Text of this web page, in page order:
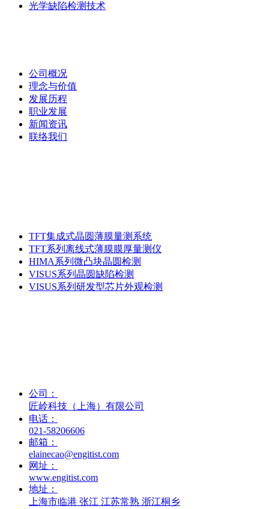
光学缺陷检测技术
公司概况
理念与价值
发展历程
职业发展
新闻资讯
联络我们
TFT集成式晶圆薄膜量测系统
TFT系列离线式薄膜膜厚量测仪
HIMA系列微凸块晶圆检测
VISUS系列晶圆缺陷检测
VISUS系列研发型芯片外观检测
公司：
匠岭科技（上海）有限公司
电话：
021-58206606
邮箱：
elainecao@engitist.com
网址：
www.engitist.com
地址：
上海市临港 张江 江苏常熟 浙江桐乡